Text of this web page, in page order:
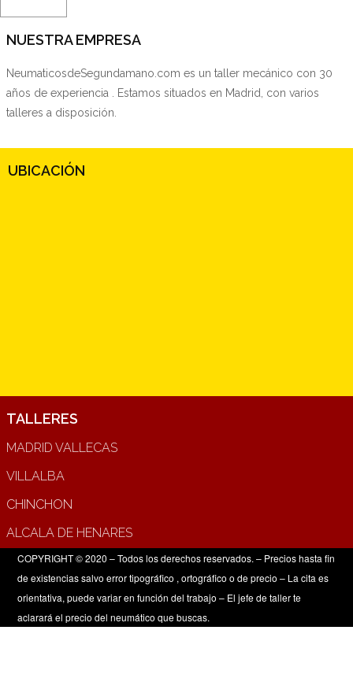
NUESTRA EMPRESA
NeumaticosdeSegundamano.com es un taller mecánico con 30
años de experiencia . Estamos situados en Madrid, con varios
talleres a disposición.
UBICACIÓN
TALLERES
MADRID VALLECAS
VILLALBA
CHINCHON
ALCALA DE HENARES
COPYRIGHT © 2020 – Todos los derechos reservados. – Precios hasta fin
de existencias salvo error tipográfico , ortográfico o de precio – La cita es
orientativa, puede variar en función del trabajo – El jefe de taller te
aclarará el precio del neumático que buscas.